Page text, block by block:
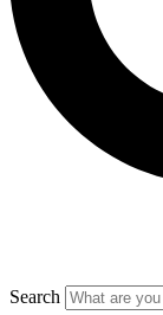
Search